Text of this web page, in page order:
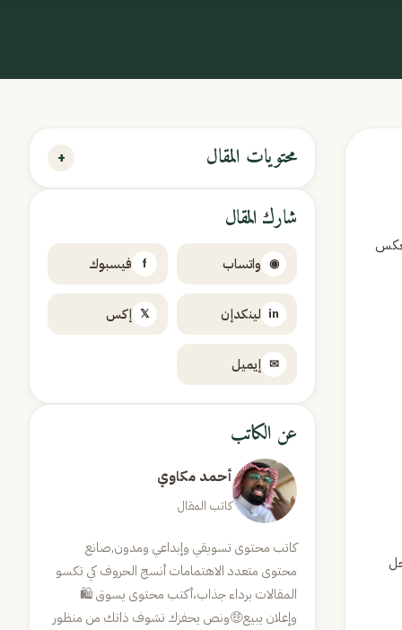
محتويات المقال +
شارك المقال
◉ واتساب f فيسبوك
in لينكدإن 𝕏 إكس
✉ إيميل
عن الكاتب
أحمد مكاوي
كاتب المقال
كاتب محتوى تسويقي وإبداعي ومدون,صانع
محتوى متعدد الاهتمامات أنسج الحروف كي تكسو
المقالات برداء جذاب،أكتب محتوى يسوق 🛍
وإعلان يبيع🤑ونص يحفزك تشوف ذاتك من منظور